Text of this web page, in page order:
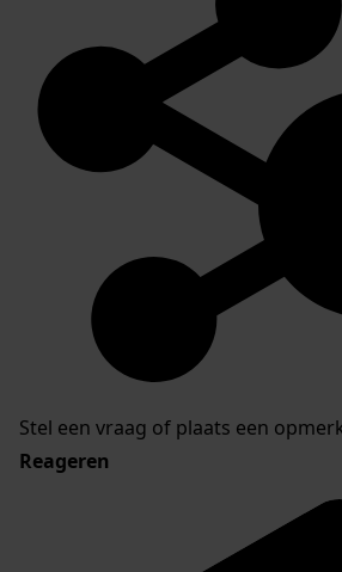
Stel een vraag of plaats een
Reageren